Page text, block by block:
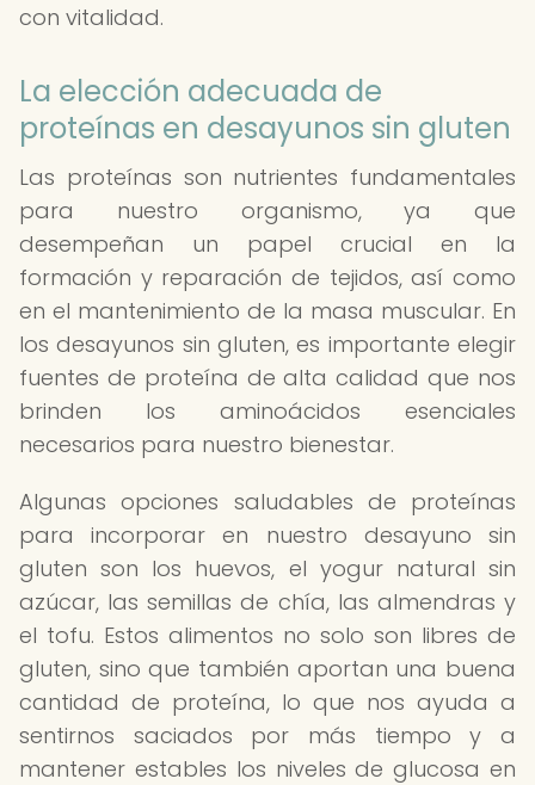
con vitalidad.
La elección adecuada de
proteínas en desayunos sin gluten
Las proteínas son nutrientes fundamentales
para nuestro organismo, ya que
desempeñan un papel crucial en la
formación y reparación de tejidos, así como
en el mantenimiento de la masa muscular. En
los desayunos sin gluten, es importante elegir
fuentes de proteína de alta calidad que nos
brinden los aminoácidos esenciales
necesarios para nuestro bienestar.
Algunas opciones saludables de proteínas
para incorporar en nuestro desayuno sin
gluten son los huevos, el yogur natural sin
azúcar, las semillas de chía, las almendras y
el tofu. Estos alimentos no solo son libres de
gluten, sino que también aportan una buena
cantidad de proteína, lo que nos ayuda a
sentirnos saciados por más tiempo y a
mantener estables los niveles de glucosa en